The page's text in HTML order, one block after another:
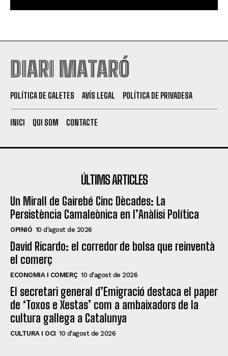
DIARI MATARÓ
POLÍTICA DE GALETES AVÍS LEGAL POLÍTICA DE PRIVADESA
INICI QUI SOM CONTACTE
ÚLTIMS ARTICLES
Un Mirall de Gairebé Cinc Dècades: La
Persistència Camaleònica en l’Anàlisi Política
OPINIÓ 10 d'agost de 2026
David Ricardo: el corredor de bolsa que reinventà
el comerç
ECONOMIA I COMERÇ 10 d'agost de 2026
El secretari general d’Emigració destaca el paper
de ‘Toxos e Xestas’ com a ambaixadors de la
cultura gallega a Catalunya
CULTURA I OCI 10 d'agost de 2026